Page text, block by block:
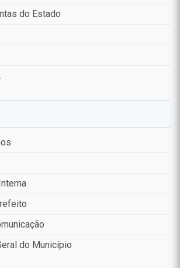
do Estado
do Município